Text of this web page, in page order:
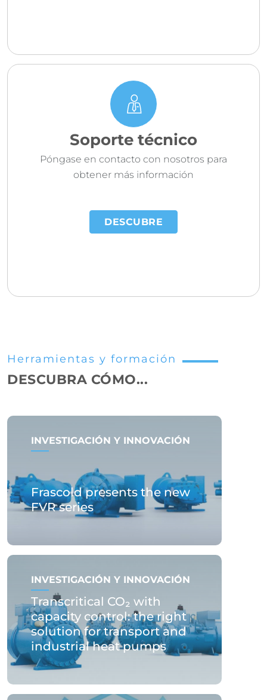
Soporte técnico
Póngase en contacto con nosotros para
obtener más información
DESCUBRE
Herramientas y formación
DESCUBRA CÓMO...
INVESTIGACIÓN Y INNOVACIÓN
Frascold presents the new
FVR series
INVESTIGACIÓN Y INNOVACIÓN
Transcritical CO₂ with
capacity control: the right
solution for transport and
industrial heat pumps